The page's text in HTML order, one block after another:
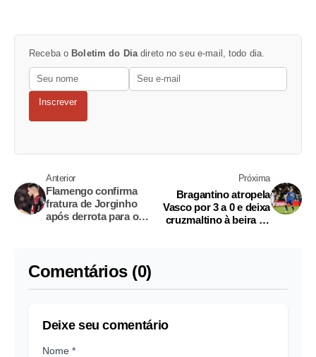
Receba o Boletim do Diadireto no seu e-mail, todo dia.
Inscrever
Anterior
Flamengo confirma
fratura de Jorginho
após derrota para o
Próxima
Bragantino atropela
Vasco por 3 a 0 e deixa
cruzmaltino à beira da
Comentários (0)
Deixe seu comentário
Nome *